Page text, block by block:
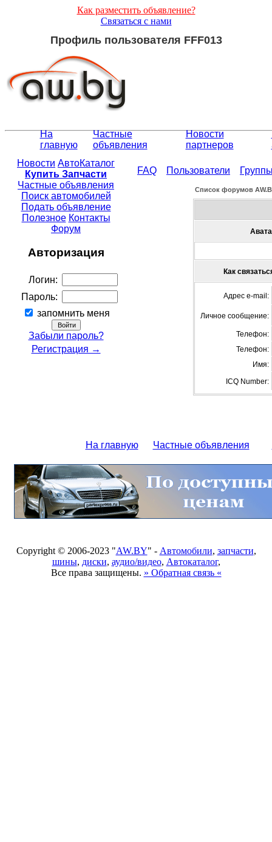
Как разместить объявление?
Связаться с нами
Профиль пользователя FFF013
На
главную
Частные
объявления
Новости
партнеров
Новости АвтоКаталог
Купить Запчасти
Частные объявления
Поиск автомобилей
Подать объявление
Полезное Контакты
Форум
Авторизация
Логин:
Пароль:
запомнить меня
Забыли пароль?
Регистрация →
FAQ Пользователи
Список форумов
Как
Адрес e-mail:
Личное сообщение:
Телефон:
Телефон:
Имя:
ICQ Number:
На главную Частные объявления
Copyright © 2006-2023 "AW.BY" - Автомобили, запчасти,
шины, диски, аудио/видео, Автокаталог,
Все права защищены. » Обратная связь «